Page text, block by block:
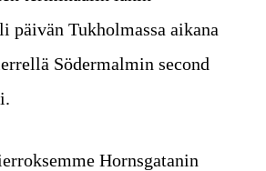
päivän Tukholmassa aikana
Södermalmin second
Hornsgatanin